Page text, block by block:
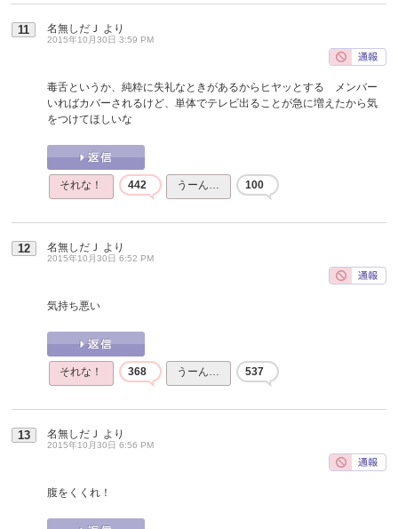
11 名無しだＪ より
2015年10月30日 3:59 PM
毒舌というか、純粋に失礼なときがあるからヒヤッとする メンバー
いればカバーされるけど、単体でテレビ出ることが急に増えたから気
をつけてほしいな
それな！ 442 うーん… 100
12 名無しだＪ より
2015年10月30日 6:52 PM
気持ち悪い
それな！ 368 うーん… 537
13 名無しだＪ より
2015年10月30日 6:56 PM
腹をくくれ！